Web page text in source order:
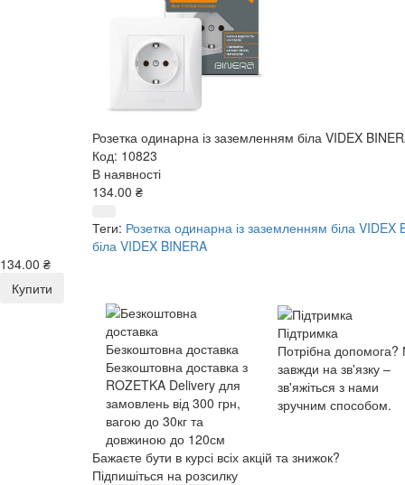
Розетка одинарна із заземленням біла VIDEX
Код: 10823
В наявності
134.00 ₴
Теги: Розетка одинарна із заземленням біла VIDEX
біла VIDEX BINERA
134.00 ₴
Купити
Безкоштовна доставка
Безкоштовна доставка з
ROZETKA Delivery для
замовлень від 300 грн,
вагою до 30кг та
довжиною до 120см
Підтримка
Потрібна
завжди на зв'язку –
зв'яжіться з нами
зручним способом.
Бажаєте бути в курсі всіх акцій та знижок?
Підпишіться на розсилку